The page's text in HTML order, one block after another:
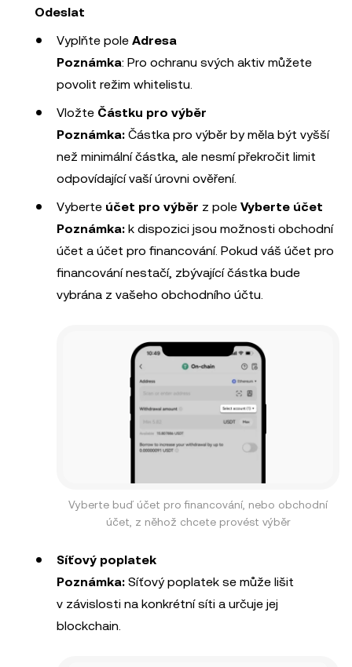
Odeslat
Vyplňte pole Adresa
Poznámka: Pro ochranu svých aktiv můžete
povolit režim whitelistu.
Vložte Částku pro výběr
Poznámka: Částka pro výběr by měla být vyšší
než minimální částka, ale nesmí překročit limit
odpovídající vaší úrovni ověření.
Vyberte účet pro výběr z pole Vyberte účet
Poznámka: k dispozici jsou možnosti obchodní
účet a účet pro financování. Pokud váš účet pro
financování nestačí, zbývající částka bude
vybrána z vašeho obchodního účtu.
Vyberte buď účet pro financování, nebo obchodní
účet, z něhož chcete provést výběr
Síťový poplatek
Poznámka: Síťový poplatek se může lišit
v závislosti na konkrétní síti a určuje jej
blockchain.